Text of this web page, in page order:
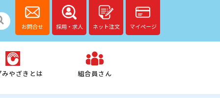
お問合せ 採用・求人 ネット注文 マイページ
みやざきとは 組合員さん